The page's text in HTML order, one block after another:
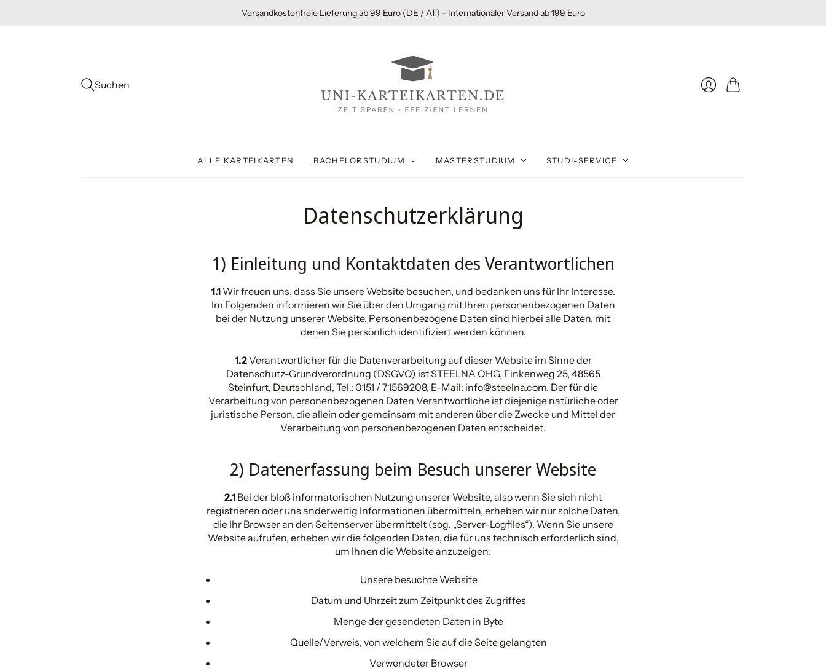
Versandkostenfreie Lieferung ab 99 Euro (DE / AT) - Internationaler Versand ab 199 Euro
Suchen
ALLE KARTEIKARTEN BACHELORSTUDIUM MASTERSTUDIUM STUDI-SERVICE
Datenschutzerklärung
1) Einleitung und Kontaktdaten des Verantwortlichen
1.1Wir freuen uns, dass Sie unsere Website besuchen, und bedanken uns für Ihr Interesse.
Im Folgenden informieren wir Sie über den Umgang mit Ihren personenbezogenen Daten
bei der Nutzung unserer Website. Personenbezogene Daten sind hierbei alle Daten, mit
denen Sie persönlich identifiziert werden können.
1.2Verantwortlicher für die Datenverarbeitung auf dieser Website im Sinne der
Datenschutz-Grundverordnung (DSGVO) ist STEELNA OHG, Finkenweg 25, 48565
Steinfurt, Deutschland, Tel.: 0151 / 71569208, E-Mail: info@steelna.com. Der für die
Verarbeitung von personenbezogenen Daten Verantwortliche ist diejenige natürliche oder
juristische Person, die allein oder gemeinsam mit anderen über die Zwecke und Mittel der
Verarbeitung von personenbezogenen Daten entscheidet.
2) Datenerfassung beim Besuch unserer Website
2.1Bei der bloß informatorischen Nutzung unserer Website, also wenn Sie sich nicht
registrieren oder uns anderweitig Informationen übermitteln, erheben wir nur solche Daten,
die Ihr Browser an den Seitenserver übermittelt (sog. „Server-Logfiles“). Wenn Sie unsere
Website aufrufen, erheben wir die folgenden Daten, die für uns technisch erforderlich sind,
um Ihnen die Website anzuzeigen:
Unsere besuchte Website
Datum und Uhrzeit zum Zeitpunkt des Zugriffes
Menge der gesendeten Daten in Byte
Quelle/Verweis, von welchem Sie auf die Seite gelangten
Verwendeter Browser